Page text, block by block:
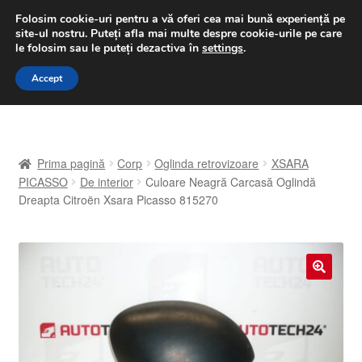
LIVRARE de la 33 lei
luni-vineri 9 a.m. - 4 p.m.031 229 6816
Sari
Sari
A lua legatura
Finalizare comandă
Prima pagină Corp Oglinda retrovizoare
XSARA
PICASSO
De interior
Culoare Neagră Carcasă Oglindă
Dreapta Citroën Xsara Picasso 815270
Folosim cookie-uri pentru a vă oferi cea mai bună experiență pe
site-ul nostru. Puteți afla mai multe despre cookie-urile pe care
le folosim sau le puteți dezactiva în settings.
Accept